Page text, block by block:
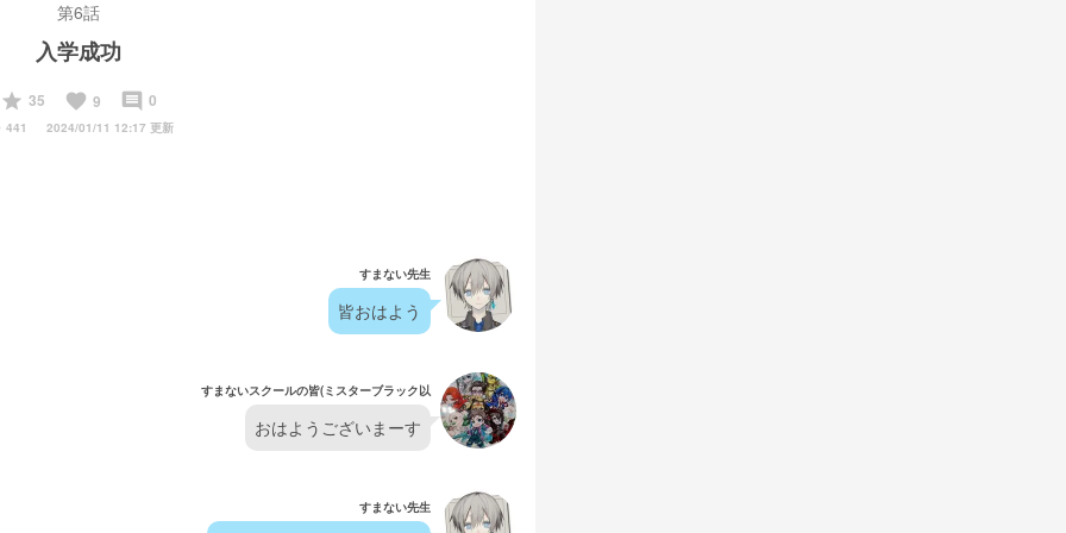
第6話
入学成功
start
35 favorite 9 insert_comment 0
441 2024/01/11 12:17 更新
すまない先生
皆おはよう
すまないスクールの皆(ミスターブラック以
おはようございまーす
すまない先生